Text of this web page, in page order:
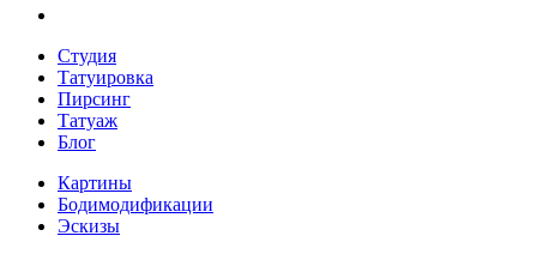
Студия
Татуировка
Пирсинг
Татуаж
Блог
Картины
Бодимодификации
Эскизы